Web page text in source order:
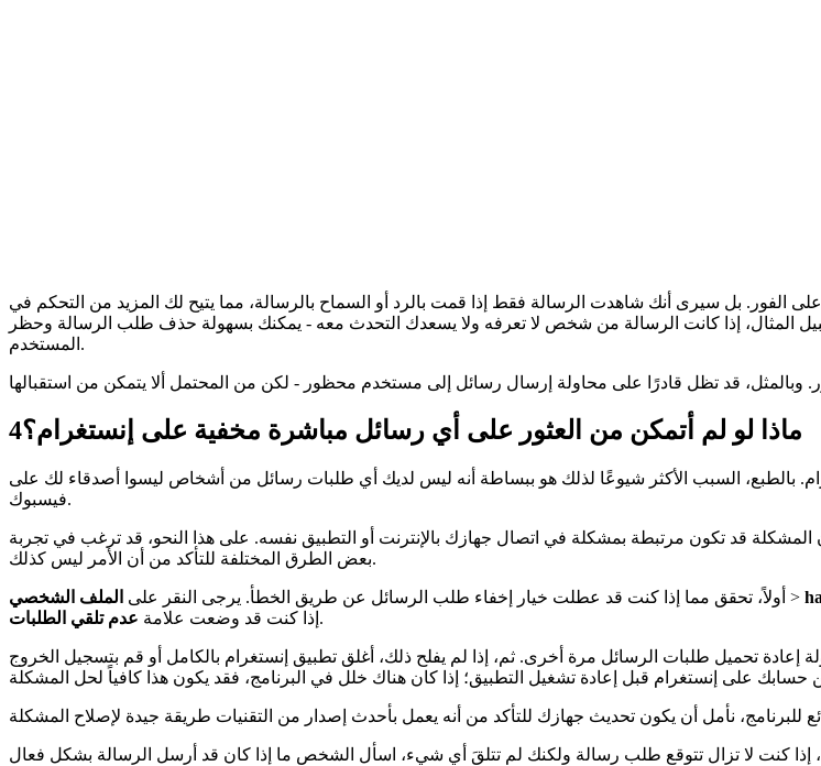
الفور. بل سيرى أنك شاهدت الرسالة فقط إذا قمت بالرد أو السماح بالرسالة، مما يتيح لك المزيد من التحكم في
المثال، إذا كانت الرسالة من شخص لا تعرفه ولا يسعدك التحدث معه - يمكنك بسهولة حذف طلب الرسالة وحظر
المستخدم.
4ماذا لو لم أتمكن من العثور على أي رسائل مباشرة مخفية على إنستغرام؟
بالطبع، السبب الأكثر شيوعًا لذلك هو ببساطة أنه ليس لديك أي طلبات رسائل من أشخاص ليسوا أصدقاء لك على
فيسبوك.
قد تكون مرتبطة بمشكلة في اتصال جهازك بالإنترنت أو التطبيق نفسه. على هذا النحو، قد ترغب في تجربة
بعض الطرق المختلفة للتأكد من أن الأمر ليس كذلك.
أولاً، تحقق مما إذا كنت قد عطلت خيار إخفاء طلب الرسائل عن طريق الخطأ. يرجى النقر على الملف الشخصي >
إذا كنت قد وضعت علامة عدم تلقي الطلبات .
تحميل طلبات الرسائل مرة أخرى. ثم، إذا لم يفلح ذلك، أغلق تطبيق إنستغرام بالكامل أو قم بتسجيل الخروج